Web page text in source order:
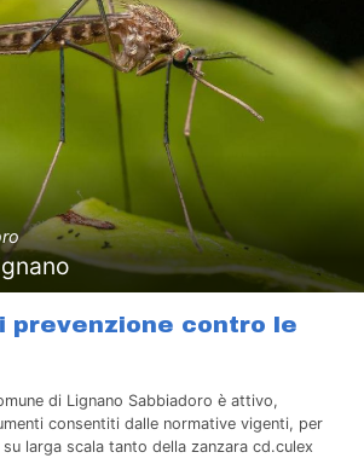
prevenzione contro le
di Lignano Sabbiadoro è attivo,
consentiti dalle normative vigenti, per
larga scala tanto della zanzara cd.culex